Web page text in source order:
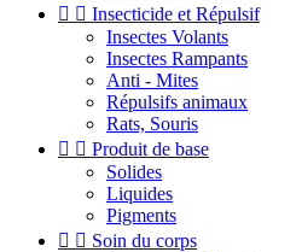
  Insecticide et Répulsif
Insectes Volants
Insectes Rampants
Anti - Mites
Répulsifs animaux
Rats, Souris
  Produit de base
Solides
Liquides
Pigments
  Soin du corps